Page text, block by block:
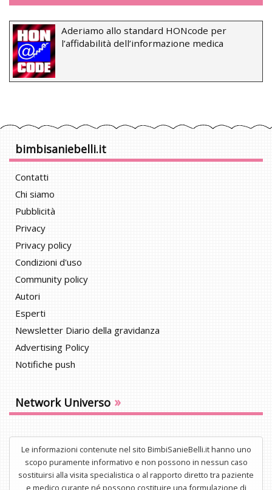
Aderiamo allo standard HONcode per
l’affidabilità dell’informazione medica
bimbisaniebelli.it
Contatti
Chi siamo
Pubblicità
Privacy
Privacy policy
Condizioni d'uso
Community policy
Autori
Esperti
Newsletter Diario della gravidanza
Advertising Policy
Notifiche push
Network Universo »
Le informazioni contenute nel sito BimbiSanieBelli.it hanno uno
scopo puramente informativo e non possono in nessun caso
sostituirsi alla visita specialistica o al rapporto diretto tra paziente
e medico curante né possono costituire una formulazione di